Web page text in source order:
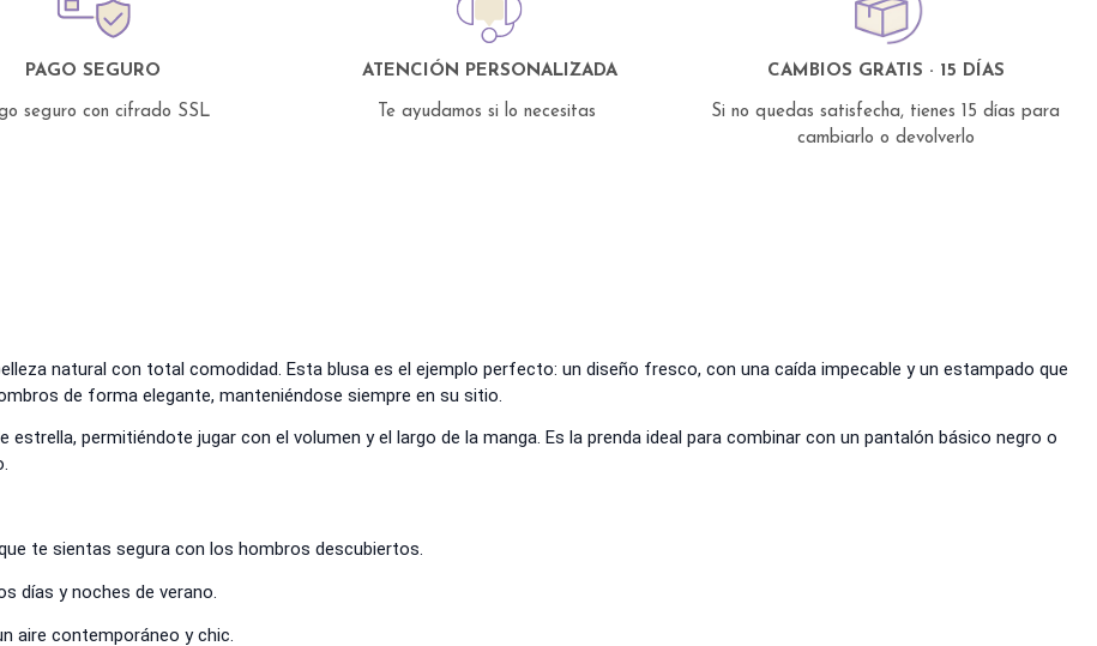
PAGO SEGURO
seguro con cifrado SSL
ATENCIÓN PERSONALIZADA
Te ayudamos si lo necesitas
CAMBIOS GRATIS · 15 DÍAS
Si no quedas satisfecha, tienes 15 días para
cambiarlo o devolverlo
natural con total comodidad. Esta blusa es el ejemplo perfecto: un diseño fresco, con una caída impecable y un estampado que
de forma elegante, manteniéndose siempre en su sitio.
permitiéndote jugar con el volumen y el largo de la manga. Es la prenda ideal para combinar con un pantalón básico negro o
te sientas segura con los hombros descubiertos.
días y noches de verano.
aire contemporáneo y chic.